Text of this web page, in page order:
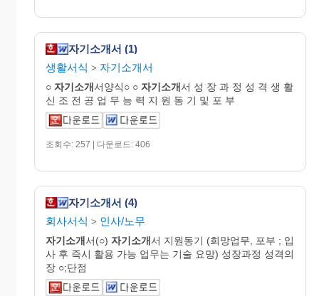
자기소개서 (1)
생활서식 > 자기소개서
○ 자기소개서양식○ ○ 자기소개서 성 장 과 정 성 격 생 활
신 조 전 공 업 무 능 력 지 원 동 기 및 포 부
조회수: 257 | 다운로드: 406
자기소개서 (4)
회사서식 > 인사/노무
자기소개서(○) 자기소개서 지원동기 (희망업무, 포부 ; 입
사 후 즉시 활용 가능 업무는 기술 요망) 성장과정 성격의
장 ○;단점